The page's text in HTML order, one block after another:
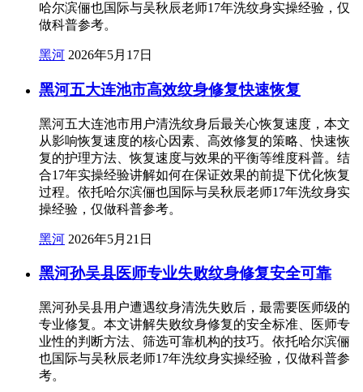
哈尔滨俪也国际与吴秋辰老师17年洗纹身实操经验，仅
做科普参考。
黑河 2026年5月17日
黑河五大连池市高效纹身修复快速恢复
黑河五大连池市用户清洗纹身后最关心恢复速度，本文
从影响恢复速度的核心因素、高效修复的策略、快速恢
复的护理方法、恢复速度与效果的平衡等维度科普。结
合17年实操经验讲解如何在保证效果的前提下优化恢复
过程。依托哈尔滨俪也国际与吴秋辰老师17年洗纹身实
操经验，仅做科普参考。
黑河 2026年5月21日
黑河孙吴县医师专业失败纹身修复安全可靠
黑河孙吴县用户遭遇纹身清洗失败后，最需要医师级的
专业修复。本文讲解失败纹身修复的安全标准、医师专
业性的判断方法、筛选可靠机构的技巧。依托哈尔滨俪
也国际与吴秋辰老师17年洗纹身实操经验，仅做科普参
考。